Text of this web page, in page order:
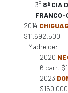
3° 8ª CIA
FRANCO-
2014
$11.692.500
Madre de:
2020
6 carr.
2023
$150.000